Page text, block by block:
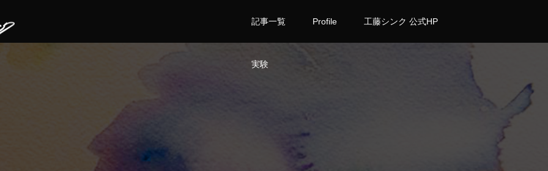
記事一覧 Profile 工藤シンク 公式HP
実験